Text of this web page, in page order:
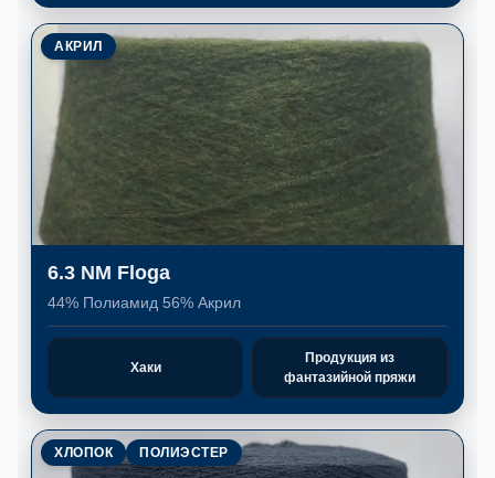
АКРИЛ
6.3 NM Floga
44% Полиамид 56% Акрил
Хаки
Продукция из
фантазийной пряжи
ХЛОПОК ПОЛИЭСТЕР